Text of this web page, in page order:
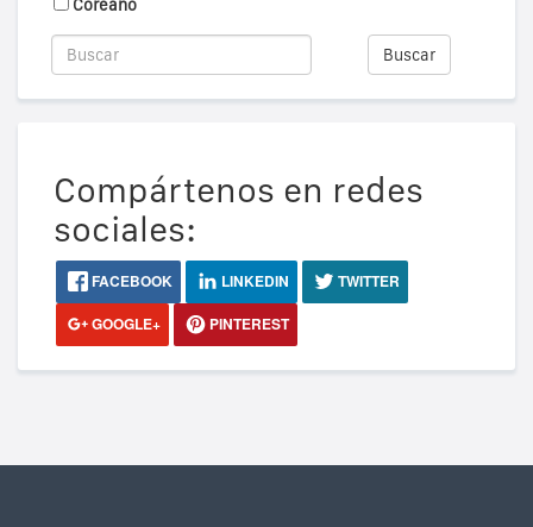
Coreano
Buscar
Compártenos en redes
sociales:
FACEBOOK LINKEDIN
TWITTER
GOOGLE+
PINTEREST